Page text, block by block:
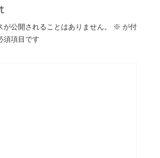
が公開されることはありません。 ※ が付
須項目です